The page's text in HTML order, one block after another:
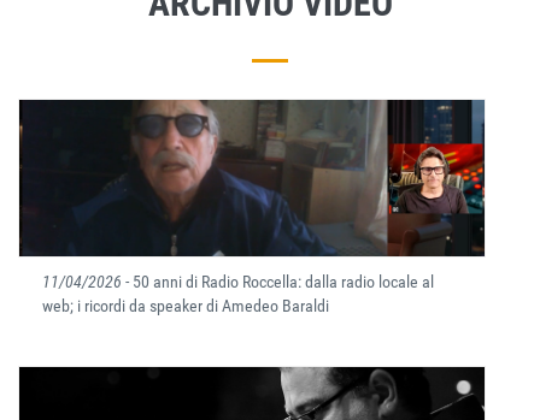
11/04/2026 - 50 anni di Radio Roccella: dalla radio locale al
web; i ricordi da speaker di Amedeo Baraldi